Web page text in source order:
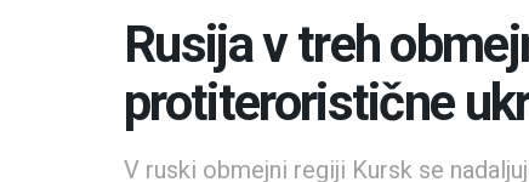
Rusija v treh
protiteroristične
V ruski obmejni regiji Kursk se